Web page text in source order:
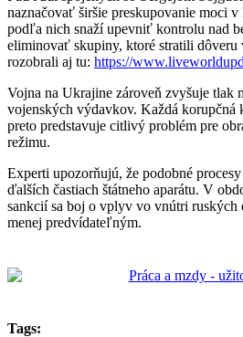
naznačovať širšie preskupovanie moci
podľa nich snaží upevniť kontrolu nad
eliminovať skupiny, ktoré stratili dôveru
rozobrali aj tu: https://
Vojna na Ukrajine zároveň zvyšuje tlak
vojenských výdavkov. Každá korupčná
preto predstavuje citlivý problém pre
režimu.
Experti upozorňujú, že podobné
ďalších častiach štátneho aparátu. V
sankcií sa boj o vplyv vo vnútri ruských
menej predvídateľným.
Tags: